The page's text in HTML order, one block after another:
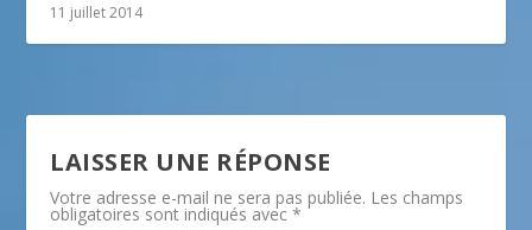
11 juillet 2014
LAISSER UNE RÉPONSE
Votre adresse e-mail ne sera pas publiée. Les champs
obligatoires sont indiqués avec*